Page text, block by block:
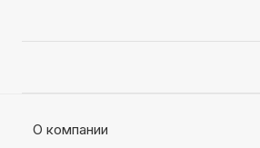
О компании